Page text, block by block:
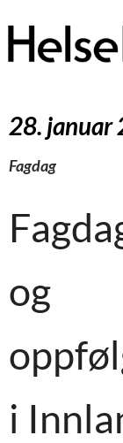
28. januar
Fagdag
og
i